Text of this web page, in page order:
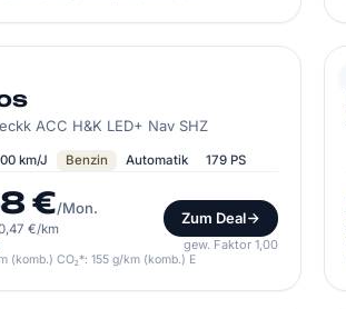
ACC H&K LED+ Nav SHZ
km/J Benzin Automatik 179 PS
€/Mon.
€/km
Zum Deal
gew. Faktor 1,00
(komb.) CO₂*: 155 g/km (komb.) E